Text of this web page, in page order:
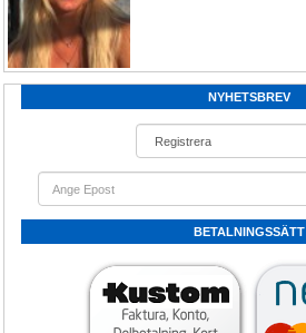
NYHETSBREV
BETALNINGSSÄTT